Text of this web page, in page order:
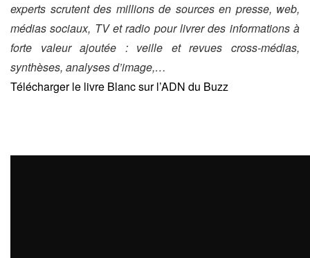
experts scrutent des millions de sources en presse, web,
médias sociaux, TV et radio pour livrer des informations à
forte valeur ajoutée : veille et revues cross-médias,
synthèses, analyses d’image,…
Télécharger le livre Blanc sur l’ADN du Buzz